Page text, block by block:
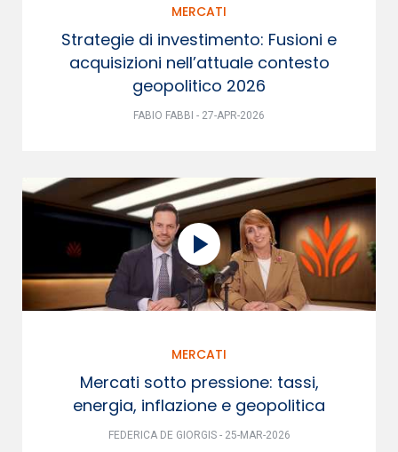
MERCATI
Strategie di investimento: Fusioni e
acquisizioni nell’attuale contesto
geopolitico 2026
FABIO FABBI - 27-APR-2026
MERCATI
Mercati sotto pressione: tassi,
energia, inflazione e geopolitica
FEDERICA DE GIORGIS - 25-MAR-2026